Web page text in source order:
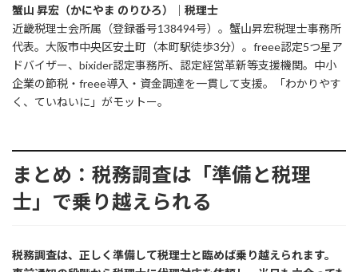
蟹山 昇宏（かにやま のりひろ）｜税理士
近畿税理士会所属（登録番号138494号）。蟹山昇宏税理士事務所
代表。大阪市中央区安土町（本町駅徒歩3分）。freee認定5つ星ア
ドバイザー、bixider認定事務所、認定経営革新等支援機関。中小
企業の節税・freee導入・資金調達を一貫して支援。「わかりやす
く、ていねいに」がモットー。
まとめ：税務調査は「準備と税理
士」で乗り越えられる
税務調査は、正しく準備して税理士と臨めば乗り越えられます。